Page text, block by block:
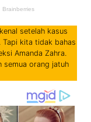
setelah kasus
Tapi kita tidak bahas
Amanda Zahra.
semua orang jatuh